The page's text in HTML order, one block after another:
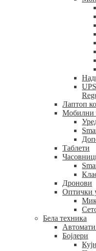
Лаптоп
Мобилни
Таблети
Дронови
Оптички
Бела техника
Автомати
Бојлери